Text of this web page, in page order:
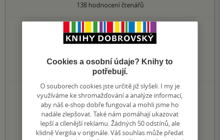
138hodnocení čtenářů
68×
5 hvězdiček
43×
4 hvězdičky
4×
2 hvězdičky
0×
1 hvezdička
PŘIDEJTE SVÉ HODNOCENÍ KNIHY
Hodnocení našich knihkupců: 0.0 z 5
1 2 3 4 5
Cookies a osobní údaje? Knihy to
potřebují.
O souborech cookies jste určitě již slyšeli. I my je
využíváme ke shromažďování a analýze informací,
aby náš e-shop dobře fungoval a mohli jsme ho
nadále zlepšovat. Také nám pomáhají ukazovat
lepší a cílenější reklamu. Žádných 50 odstínů, ale
klidně Vergilia v originále. Váš souhlas může předat